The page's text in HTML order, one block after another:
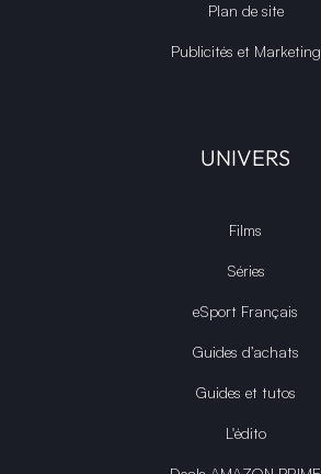
Plan de site
Publicités et Marketing
UNIVERS
Films
Séries
eSport Français
Guides d’achats
Guides et tutos
L'édito